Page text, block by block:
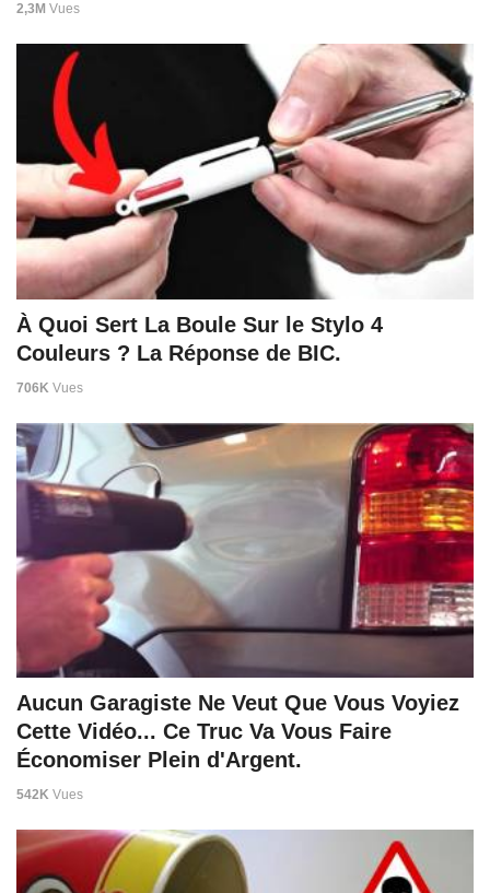
2,3M Vues
À Quoi Sert La Boule Sur le Stylo 4
Couleurs ? La Réponse de BIC.
706K Vues
Aucun Garagiste Ne Veut Que Vous Voyiez
Cette Vidéo... Ce Truc Va Vous Faire
Économiser Plein d'Argent.
542K Vues